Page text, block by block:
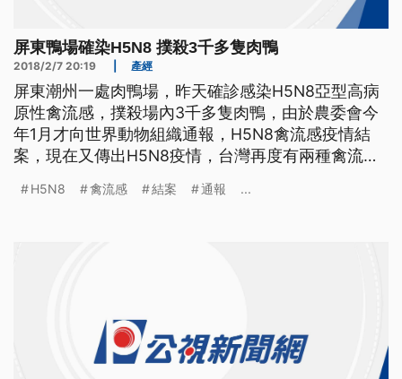
屏東鴨場確染H5N8 撲殺3千多隻肉鴨
2018/2/7 20:19 產經
屏東潮州一處肉鴨場，昨天確診感染H5N8亞型高病
原性禽流感，撲殺場內3千多隻肉鴨，由於農委會今
年1月才向世界動物組織通報，H5N8禽流感疫情結
案，現在又傳出H5N8疫情，台灣再度有兩種禽流感
處肉鴨場，現場撲殺3136隻肉鴨，同時進行場內環
H5N8 禽流感 結案 通報 ...